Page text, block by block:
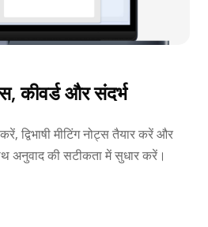
कीवर्ड और संदर्भ
करें, द्विभाषी मीटिंग नोट्स तैयार करें और
अनुवाद की सटीकता में सुधार करें।